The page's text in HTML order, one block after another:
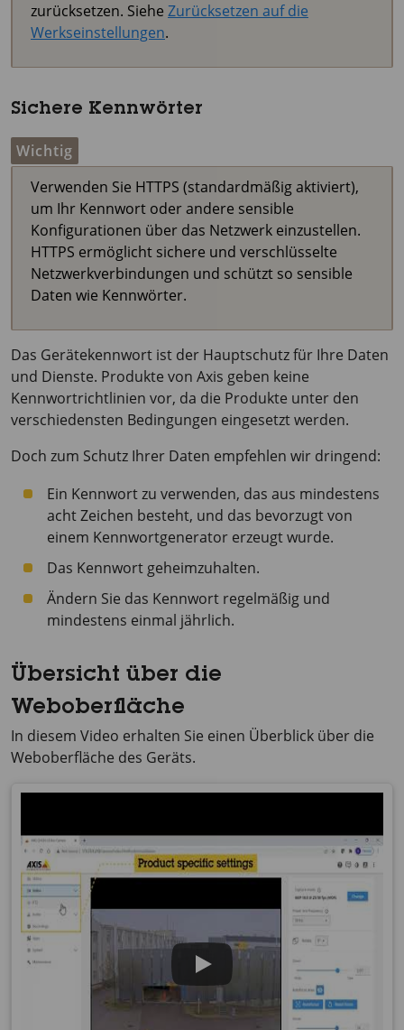
zurücksetzen. Siehe Zurücksetzen auf die
Werkseinstellungen.
Sichere Kennwörter
Wichtig
Verwenden Sie HTTPS (standardmäßig aktiviert),
um Ihr Kennwort oder andere sensible
Konfigurationen über das Netzwerk einzustellen.
HTTPS ermöglicht sichere und verschlüsselte
Netzwerkverbindungen und schützt so sensible
Daten wie Kennwörter.
Das Gerätekennwort ist der Hauptschutz für Ihre Daten
und Dienste. Produkte von Axis geben keine
Kennwortrichtlinien vor, da die Produkte unter den
verschiedensten Bedingungen eingesetzt werden.
Doch zum Schutz Ihrer Daten empfehlen wir dringend:
Ein Kennwort zu verwenden, das aus mindestens
acht Zeichen besteht, und das bevorzugt von
einem Kennwortgenerator erzeugt wurde.
Das Kennwort geheimzuhalten.
Ändern Sie das Kennwort regelmäßig und
mindestens einmal jährlich.
Übersicht über die
Weboberfläche
In diesem Video erhalten Sie einen Überblick über die
Weboberfläche des Geräts.